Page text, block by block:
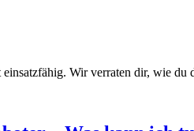
Wir verraten dir, wie